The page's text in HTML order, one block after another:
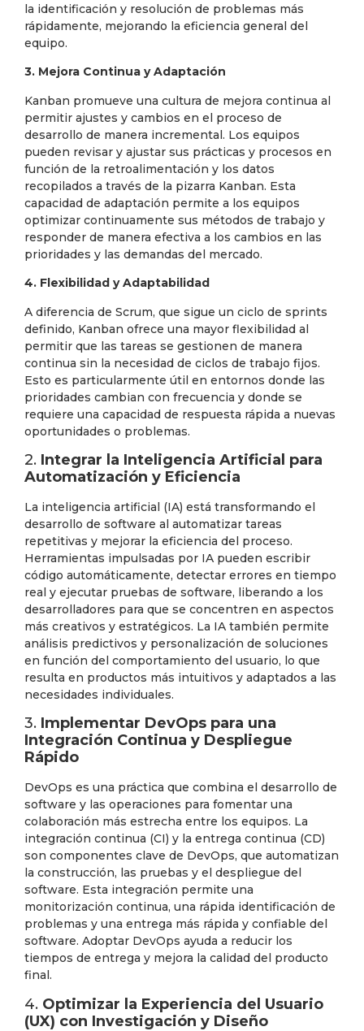
la identificación y resolución de problemas más
rápidamente, mejorando la eficiencia general del
equipo.
3. Mejora Continua y Adaptación
Kanban promueve una cultura de mejora continua al
permitir ajustes y cambios en el proceso de
desarrollo de manera incremental. Los equipos
pueden revisar y ajustar sus prácticas y procesos en
función de la retroalimentación y los datos
recopilados a través de la pizarra Kanban. Esta
capacidad de adaptación permite a los equipos
optimizar continuamente sus métodos de trabajo y
responder de manera efectiva a los cambios en las
prioridades y las demandas del mercado.
4. Flexibilidad y Adaptabilidad
A diferencia de Scrum, que sigue un ciclo de sprints
definido, Kanban ofrece una mayor flexibilidad al
permitir que las tareas se gestionen de manera
continua sin la necesidad de ciclos de trabajo fijos.
Esto es particularmente útil en entornos donde las
prioridades cambian con frecuencia y donde se
requiere una capacidad de respuesta rápida a nuevas
oportunidades o problemas.
2. Integrar la Inteligencia Artificial para
Automatización y Eficiencia
La inteligencia artificial (IA) está transformando el
desarrollo de software al automatizar tareas
repetitivas y mejorar la eficiencia del proceso.
Herramientas impulsadas por IA pueden escribir
código automáticamente, detectar errores en tiempo
real y ejecutar pruebas de software, liberando a los
desarrolladores para que se concentren en aspectos
más creativos y estratégicos. La IA también permite
análisis predictivos y personalización de soluciones
en función del comportamiento del usuario, lo que
resulta en productos más intuitivos y adaptados a las
necesidades individuales.
3. Implementar DevOps para una
Integración Continua y Despliegue
Rápido
DevOps es una práctica que combina el desarrollo de
software y las operaciones para fomentar una
colaboración más estrecha entre los equipos. La
integración continua (CI) y la entrega continua (CD)
son componentes clave de DevOps, que automatizan
la construcción, las pruebas y el despliegue del
software. Esta integración permite una
monitorización continua, una rápida identificación de
problemas y una entrega más rápida y confiable del
software. Adoptar DevOps ayuda a reducir los
tiempos de entrega y mejora la calidad del producto
final.
4. Optimizar la Experiencia del Usuario
(UX) con Investigación y Diseño